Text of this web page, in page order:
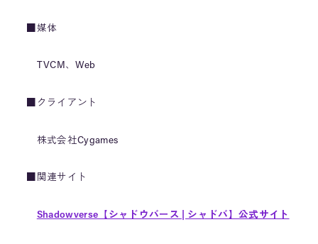
■媒体
TVCM、Web
■クライアント
株式会社Cygames
■関連サイト
Shadowverse【シャドウバース | シャドバ】公式サイト